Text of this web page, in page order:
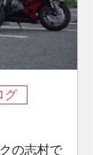
グ
の志村で